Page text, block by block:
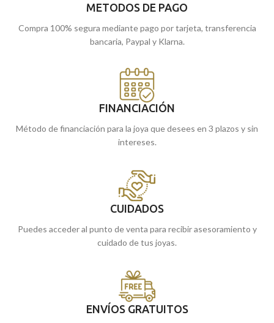
METODOS DE PAGO
Compra 100% segura mediante pago por tarjeta, transferencia
bancaria, Paypal y Klarna.
FINANCIACIÓN
Método de financiación para la joya que desees en 3 plazos y sin
intereses.
CUIDADOS
Puedes acceder al punto de venta para recibir asesoramiento y
cuidado de tus joyas.
ENVÍOS GRATUITOS